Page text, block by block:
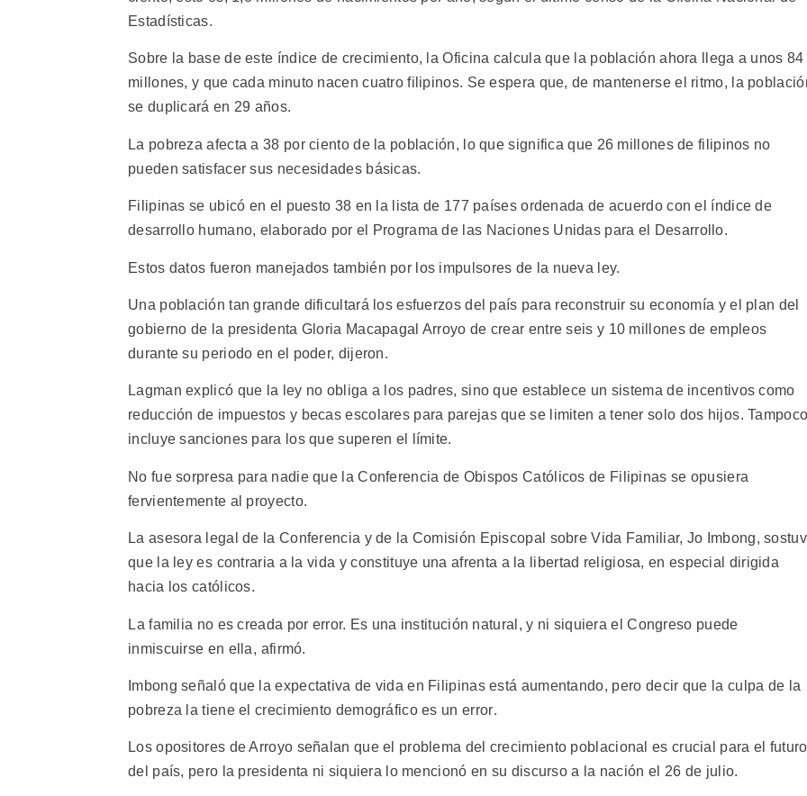
Estadísticas.
Sobre la base de este índice de crecimiento, la Oficina calcula que la población ahora llega a unos 84
millones, y que cada minuto nacen cuatro filipinos. Se espera que, de mantenerse el ritmo, la
se duplicará en 29 años.
La pobreza afecta a 38 por ciento de la población, lo que significa que 26 millones de filipinos no
pueden satisfacer sus necesidades básicas.
Filipinas se ubicó en el puesto 38 en la lista de 177 países ordenada de acuerdo con el índice de
desarrollo humano, elaborado por el Programa de las Naciones Unidas para el Desarrollo.
Estos datos fueron manejados también por los impulsores de la nueva ley.
Una población tan grande dificultará los esfuerzos del país para reconstruir su economía y el plan del
gobierno de la presidenta Gloria Macapagal Arroyo de crear entre seis y 10 millones de empleos
durante su periodo en el poder, dijeron.
Lagman explicó que la ley no obliga a los padres, sino que establece un sistema de incentivos como
reducción de impuestos y becas escolares para parejas que se limiten a tener solo dos hijos. Tampoco
incluye sanciones para los que superen el límite.
No fue sorpresa para nadie que la Conferencia de Obispos Católicos de Filipinas se opusiera
fervientemente al proyecto.
La asesora legal de la Conferencia y de la Comisión Episcopal sobre Vida Familiar, Jo Imbong,
que la ley es contraria a la vida y constituye una afrenta a la libertad religiosa, en especial dirigida
hacia los católicos.
La familia no es creada por error. Es una institución natural, y ni siquiera el Congreso puede
inmiscuirse en ella, afirmó.
Imbong señaló que la expectativa de vida en Filipinas está aumentando, pero decir que la culpa de la
pobreza la tiene el crecimiento demográfico es un error.
Los opositores de Arroyo señalan que el problema del crecimiento poblacional es crucial para el futuro
del país, pero la presidenta ni siquiera lo mencionó en su discurso a la nación el 26 de julio.